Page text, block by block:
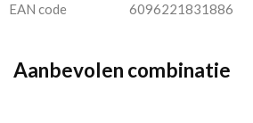
EAN code
6096221831886
Aanbevolen combinatie